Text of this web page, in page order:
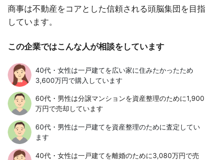
商事は不動産をコアとした信頼される頭脳集団を目指
しています。
この企業ではこんな人が相談をしています
40代・女性は一戸建てを広い家に住みたかったため
3,600万円で購入しています
60代・男性は分譲マンションを資産整理のために1,900
万円で売却しています
60代・男性は一戸建てを資産整理のために査定してい
ます
40代・女性は一戸建てを離婚のために3,080万円で売